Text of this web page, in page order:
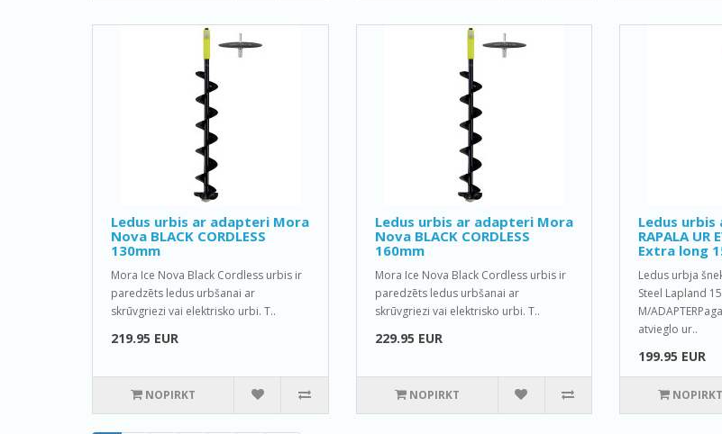
Ledus urbis ar adapteri Mora
Nova BLACK CORDLESS
130mm
Mora Ice Nova Black Cordless urbis ir
paredzēts ledus urbšanai ar
skrūvgriezi vai elektrisko urbi. T..
219.95 EUR
NOPIRKT
Ledus urbis ar adapteri Mora
Nova BLACK CORDLESS
160mm
Mora Ice Nova Black Cordless urbis ir
paredzēts ledus urbšanai ar
skrūvgriezi vai elektrisko urbi. T..
229.95 EUR
NOPIRKT
Ledus
RAPALA UR
Extra long
Ledus urbja
Steel Lapland
M/
atvieglo ur..
199.95 EUR
NOPIRKT